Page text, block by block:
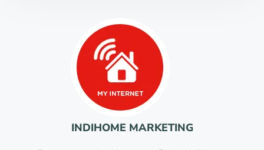
INDIHOME MARKETING